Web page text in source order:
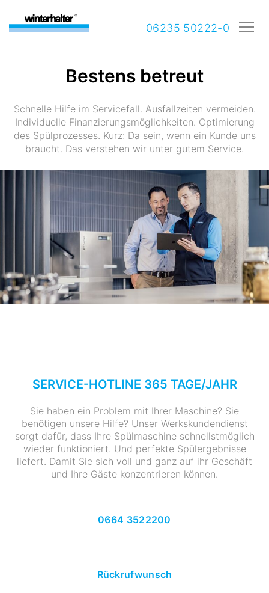
06235 50222-0
Bestens betreut
Schnelle Hilfe im Servicefall. Ausfallzeiten vermeiden.
Individuelle Finanzierungsmöglichkeiten. Optimierung
des Spülprozesses. Kurz: Da sein, wenn ein Kunde uns
braucht. Das verstehen wir unter gutem Service.
SERVICE-HOTLINE 365 TAGE/JAHR
Sie haben ein Problem mit Ihrer Maschine? Sie
benötigen unsere Hilfe? Unser Werkskundendienst
sorgt dafür, dass Ihre Spülmaschine schnellstmöglich
wieder funktioniert. Und perfekte Spülergebnisse
liefert. Damit Sie sich voll und ganz auf ihr Geschäft
und Ihre Gäste konzentrieren können.
0664 3522200
Rückrufwunsch